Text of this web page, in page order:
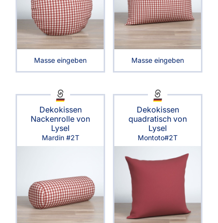
Masse eingeben Masse eingeben
Dekokissen
Nackenrolle von
Lysel
Mardin #2T
Dekokissen
quadratisch von
Lysel
Montoto#2T